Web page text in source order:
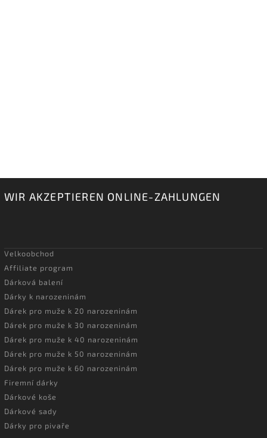
WIR AKZEPTIEREN ONLINE-ZAHLUNGEN
Velkoobchod
Affiliate program
Dárková balení
Dárky k narozeninám
Dárek pro muže k 20 narozeninám
Dárek pro muže k 30 narozeninám
Dárek pro muže k 40 narozeninám
Dárek pro muže k 50 narozeninám
Dárek pro muže k 60 narozeninám
Firemní dárky
Dárkové koše
Dárkové sady
Dárky pro pivaře